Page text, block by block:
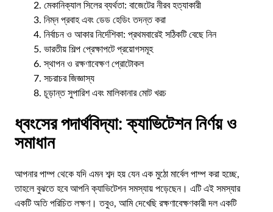
মেকানিক্যাল সিলের ব্যর্থতা: বাজেটের নীরব হত্যাকারী
নিম্ন প্রবাহ এবং ডেড হেডিং তদন্ত করা
নির্বাচন ও আকার নির্দেশিকা: প্রথমবারেই সঠিকটি বেছে নিন
ভারতীয় শিল্প প্রেক্ষাপটে প্রয়োগসমূহ
স্থাপন ও রক্ষণাবেক্ষণ প্রোটোকল
সচরাচর জিজ্ঞাস্য
চূড়ান্ত সুপারিশ এবং মালিকানার মোট খরচ
ধ্বংসের পদার্থবিদ্যা: ক্যাভিটেশন নির্ণয় ও
সমাধান
আপনার পাম্প থেকে যদি এমন শব্দ হয় যেন এক মুঠো মার্বেল পাম্প করা হচ্ছে,
তাহলে বুঝতে হবে আপনি ক্যাভিটেশন সমস্যায় পড়েছেন। এটি এই সমস্যার
একটি অতি পরিচিত লক্ষণ। তবুও, আমি দেখেছি রক্ষণাবেক্ষণকারী দল একটি